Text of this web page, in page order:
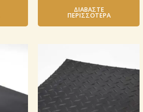
ΔΙΑΒΆΣΤΕ
ΠΕΡΙΣΣΌΤΕΡΑ